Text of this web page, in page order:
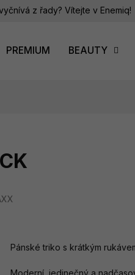
z řady? Vítejte v Enemiq!
PREMIUM BEAUTY
Pánské triko s krátkým
Moderní, jedinečný a